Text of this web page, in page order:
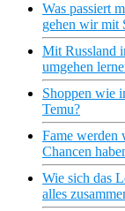
Was passiert
gehen wir mit
Mit Russland
umgehen
Shoppen wie
Temu?
Fame werden
Chancen
Wie sich das
alles